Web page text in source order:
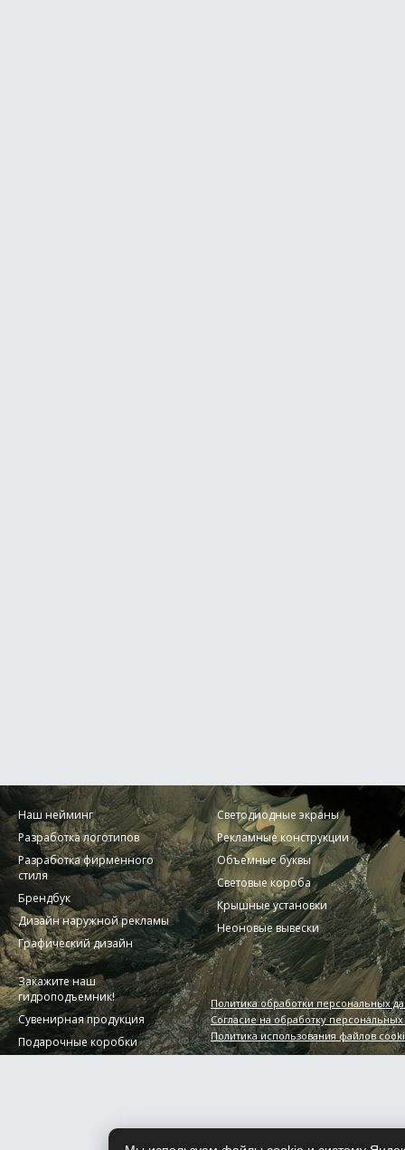
Наш нейминг
Разработка логотипов
Разработка фирменного
стиля
Брендбук
Дизайн наружной рекламы
Графический дизайн
Светодиодные экраны
Рекламные конструкции
Объемные буквы
Световые короба
Крышные установки
Неоновые вывески
Закажите наш
гидроподъемник!
Сувенирная продукция
Подарочные коробки
Политика обработки персональных
Согласие на обработку
Политика использования файлов